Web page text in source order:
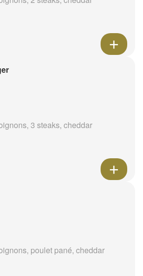
3 steaks, cheddar
poulet pané, cheddar